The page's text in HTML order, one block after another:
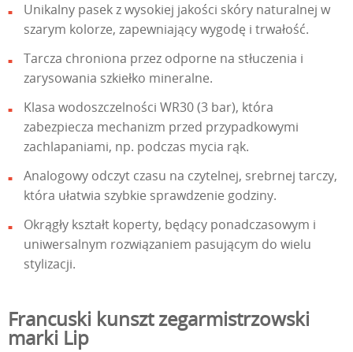
Unikalny pasek z wysokiej jakości skóry naturalnej w
szarym kolorze, zapewniający wygodę i trwałość.
Tarcza chroniona przez odporne na stłuczenia i
zarysowania szkiełko mineralne.
Klasa wodoszczelności WR30 (3 bar), która
zabezpiecza mechanizm przed przypadkowymi
zachlapaniami, np. podczas mycia rąk.
Analogowy odczyt czasu na czytelnej, srebrnej tarczy,
która ułatwia szybkie sprawdzenie godziny.
Okrągły kształt koperty, będący ponadczasowym i
uniwersalnym rozwiązaniem pasującym do wielu
stylizacji.
Francuski kunszt zegarmistrzowski
marki Lip